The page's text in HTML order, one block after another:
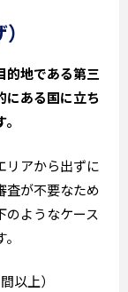
的地である第三
にある国に立ち
リアから出ずに
査が不要なため
のようなケース
以上）